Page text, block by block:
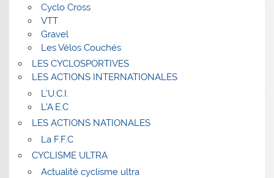
Cyclo Cross
VTT
Gravel
Les Vélos Couchés
LES CYCLOSPORTIVES
LES ACTIONS INTERNATIONALES
L’U.C.I.
L’A.E.C
LES ACTIONS NATIONALES
La F.F.C
CYCLISME ULTRA
Actualité cyclisme ultra